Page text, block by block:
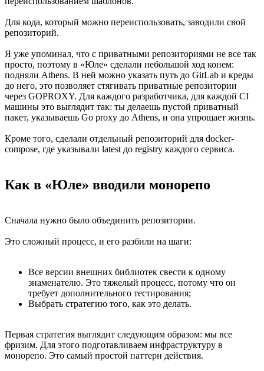
Для кода, который можно переиспользовать, заводили свой
репозиторий.
Я уже упоминал, что с приватными репозиториями не все так
просто, поэтому в «Юле» сделали небольшой ход конем:
подняли Athens. В ней можно указать путь до GitLab и креды
до него, это позволяет стягивать приватные репозитории
через GOPROXY. Для каждого разработчика, для каждой CI
машины это выглядит так: ты делаешь пустой приватный
пакет, указываешь Go proxy до Athens, и она упрощает жизнь.
Кроме того, сделали отдельный репозиторий для docker-
compose, где указывали latest до registry каждого сервиса.
Как в «Юле» вводили монорепо
Сначала нужно было объединить репозитории.
Это сложный процесс, и его разбили на шаги:
Все версии внешних библиотек свести к одному
знаменателю. Это тяжелый процесс, потому что он
требует дополнительного тестирования;
Выбрать стратегию того, как это делать.
Первая стратегия выглядит следующим образом: мы все
фризим. Для этого подготавливаем инфраструктуру в
монорепо. Это самый простой паттерн действия.